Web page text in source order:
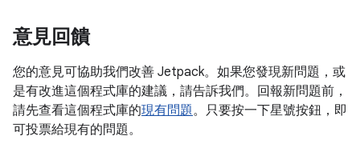
意見回饋
您的意見可協助我們改善 Jetpack。如果您發現新問題，或
是有改進這個程式庫的建議，請告訴我們。回報新問題前，
請先查看這個程式庫的現有問題。只要按一下星號按鈕，即
可投票給現有的問題。